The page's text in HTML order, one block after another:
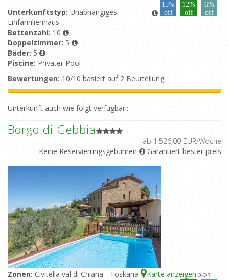
15%
off
12%
off
6%
off
Unterkunftstyp: Unabhängiges
Einfamilienhaus
Bettenzahl: 10
Doppelzimmer: 5
Bäder: 5
Piscine: Privater Pool
Bewertungen: 10/10 basiert auf 2 Beurteilung
Unterkunft auch wie folgt verfügbar::
Borgo di Gebbia
ab 1.526,00 EUR/Woche
Keine Reservierungsgebühren
Garantiert bester preis
Zonen: Civitella val di Chiana - Toskana Karte anzeigen 3-OR